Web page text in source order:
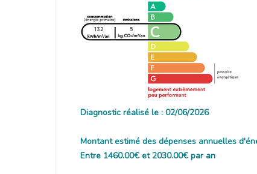
132 5
Diagnostic réalisé le : 02/06/2026
Montant estimé des dépenses annuelles
Entre 1460.00€ et 2030.00€ par an